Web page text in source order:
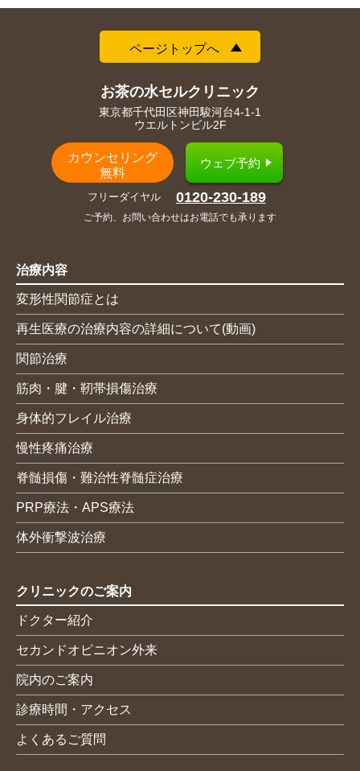
ページトップへ
お茶の水セルクリニック
東京都千代田区神田駿河台4-1-1
ウエルトンビル2F
カウンセリング
無料
ウェブ予約
フリーダイヤル 0120-230-189
ご予約、お問い合わせはお電話でも承ります
治療内容
変形性関節症とは
再生医療の治療内容の詳細について(動画)
関節治療
筋肉・腱・靭帯損傷治療
身体的フレイル治療
慢性疼痛治療
脊髄損傷・難治性脊髄症治療
PRP療法・APS療法
体外衝撃波治療
クリニックのご案内
ドクター紹介
セカンドオピニオン外来
院内のご案内
診療時間・アクセス
よくあるご質問